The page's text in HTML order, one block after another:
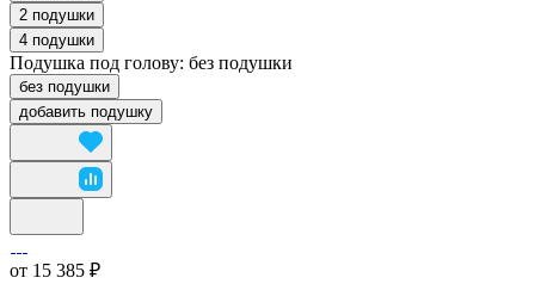
2 подушки
4 подушки
Подушка под голову: без подушки
без подушки
добавить подушку
от 15 385 ₽